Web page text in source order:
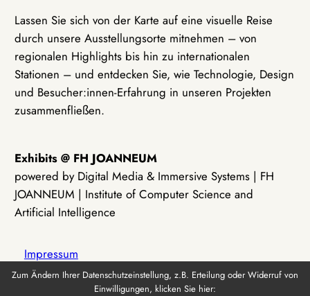
Lassen Sie sich von der Karte auf eine visuelle Reise
durch unsere Ausstellungsorte mitnehmen – von
regionalen Highlights bis hin zu internationalen
Stationen – und entdecken Sie, wie Technologie, Design
und Besucher:innen-Erfahrung in unseren Projekten
zusammenfließen.
Exhibits @ FH JOANNEUM
powered by Digital Media & Immersive Systems | FH
JOANNEUM | Institute of Computer Science and
Artificial Intelligence
Impressum
Zum Ändern Ihrer Datenschutzeinstellung, z.B. Erteilung oder Widerruf von
Einwilligungen, klicken Sie hier: